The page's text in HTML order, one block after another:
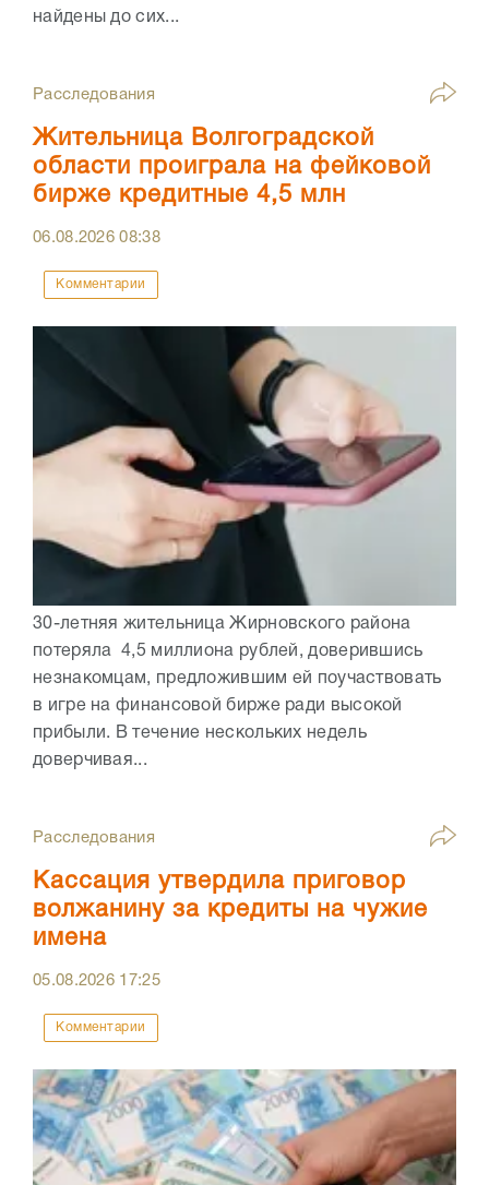
найдены до сих...
Расследования
Жительница Волгоградской
области проиграла на фейковой
бирже кредитные 4,5 млн
06.08.202608:38
Комментарии
30-летняя жительница Жирновского района
потеряла 4,5 миллиона рублей, доверившись
незнакомцам, предложившим ей поучаствовать
в игре на финансовой бирже ради высокой
прибыли. В течение нескольких недель
доверчивая...
Расследования
Кассация утвердила приговор
волжанину за кредиты на чужие
имена
05.08.2026 17:25
Комментарии